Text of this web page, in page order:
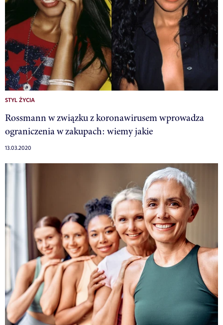
STYL ŻYCIA
Rossmann w związku z koronawirusem wprowadza
ograniczenia w zakupach: wiemy jakie
13.03.2020